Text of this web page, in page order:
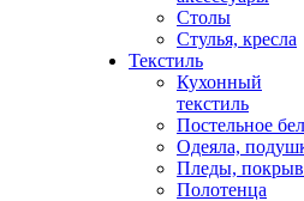
Столы
Стулья, кресла
Текстиль
Кухонный
текстиль
Постельное
Одеяла,
Пледы,
Полотенца